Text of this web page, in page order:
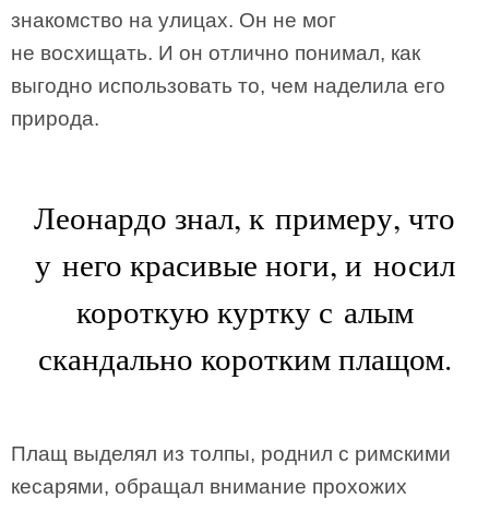
знакомство на улицах. Он не мог
не восхищать. И он отлично понимал, как
выгодно использовать то, чем наделила его
природа.
Леонардо знал, к примеру, что
у него красивые ноги, и носил
короткую куртку с алым
скандально коротким плащом.
Плащ выделял из толпы, роднил с римскими
кесарями, обращал внимание прохожих